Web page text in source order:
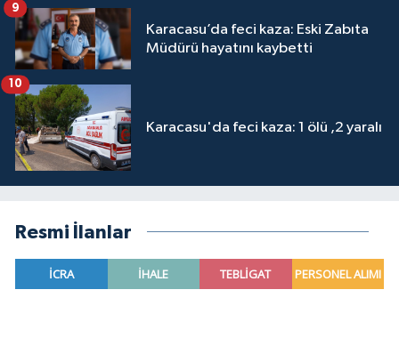
Karacasu’da feci kaza: Eski Zabıta
Müdürü hayatını kaybetti
9
Karacasu'da feci kaza: 1 ölü ,2 yaralı
10
Resmi İlanlar